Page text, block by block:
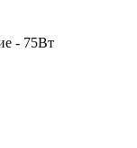
- 75Вт